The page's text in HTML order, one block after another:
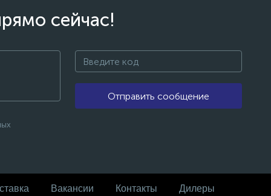
сейчас!
Отправить сообщение
Вакансии Контакты Дилеры